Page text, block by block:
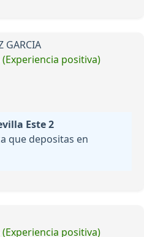
GARCIA
(Experiencia positiva)
Este 2
que depositas en
(Experiencia positiva)